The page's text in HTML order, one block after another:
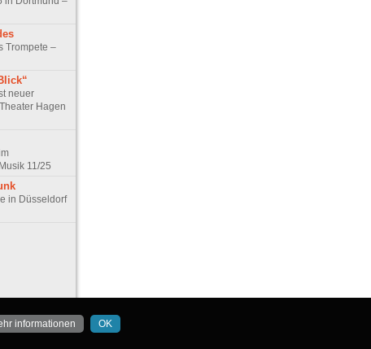
Trompete –
neuer
Hagen
11/25
in Düsseldorf
informationen OK